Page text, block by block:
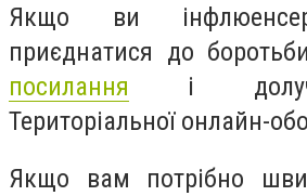
Якщо ви
приєднатися до
посилання і
Територіальної онлайн-
Якщо вам потрібно